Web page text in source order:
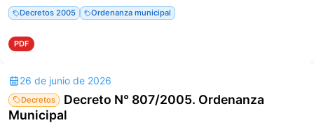
Decretos 2005 Ordenanza municipal
PDF
26 de junio de 2026
Decretos
Decreto N° 807/2005. Ordenanza
Municipal